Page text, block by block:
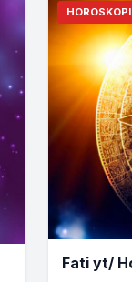
HOROSKOPI
Fati yt/